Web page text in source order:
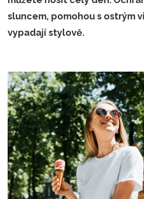
sluncem, pomohou s ostrým
vypadají stylově.